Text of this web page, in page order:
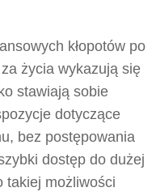
kłopotów po
życia wykazują się
stawiają sobie
dotyczące
bez postępowania
dostęp do dużej
takiej możliwości